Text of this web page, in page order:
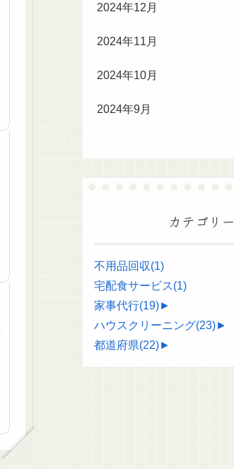
2024年12月
2024年11月
2024年10月
2024年9月
カテゴリー
不用品回収(1)
宅配食サービス(1)
家事代行(19)►
ハウスクリーニング(23)►
都道府県(22)►